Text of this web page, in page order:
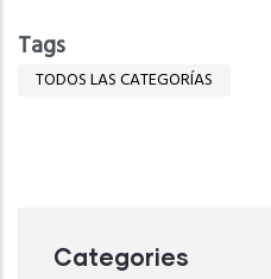
Tags
TODOS LAS CATEGORÍAS
Categories